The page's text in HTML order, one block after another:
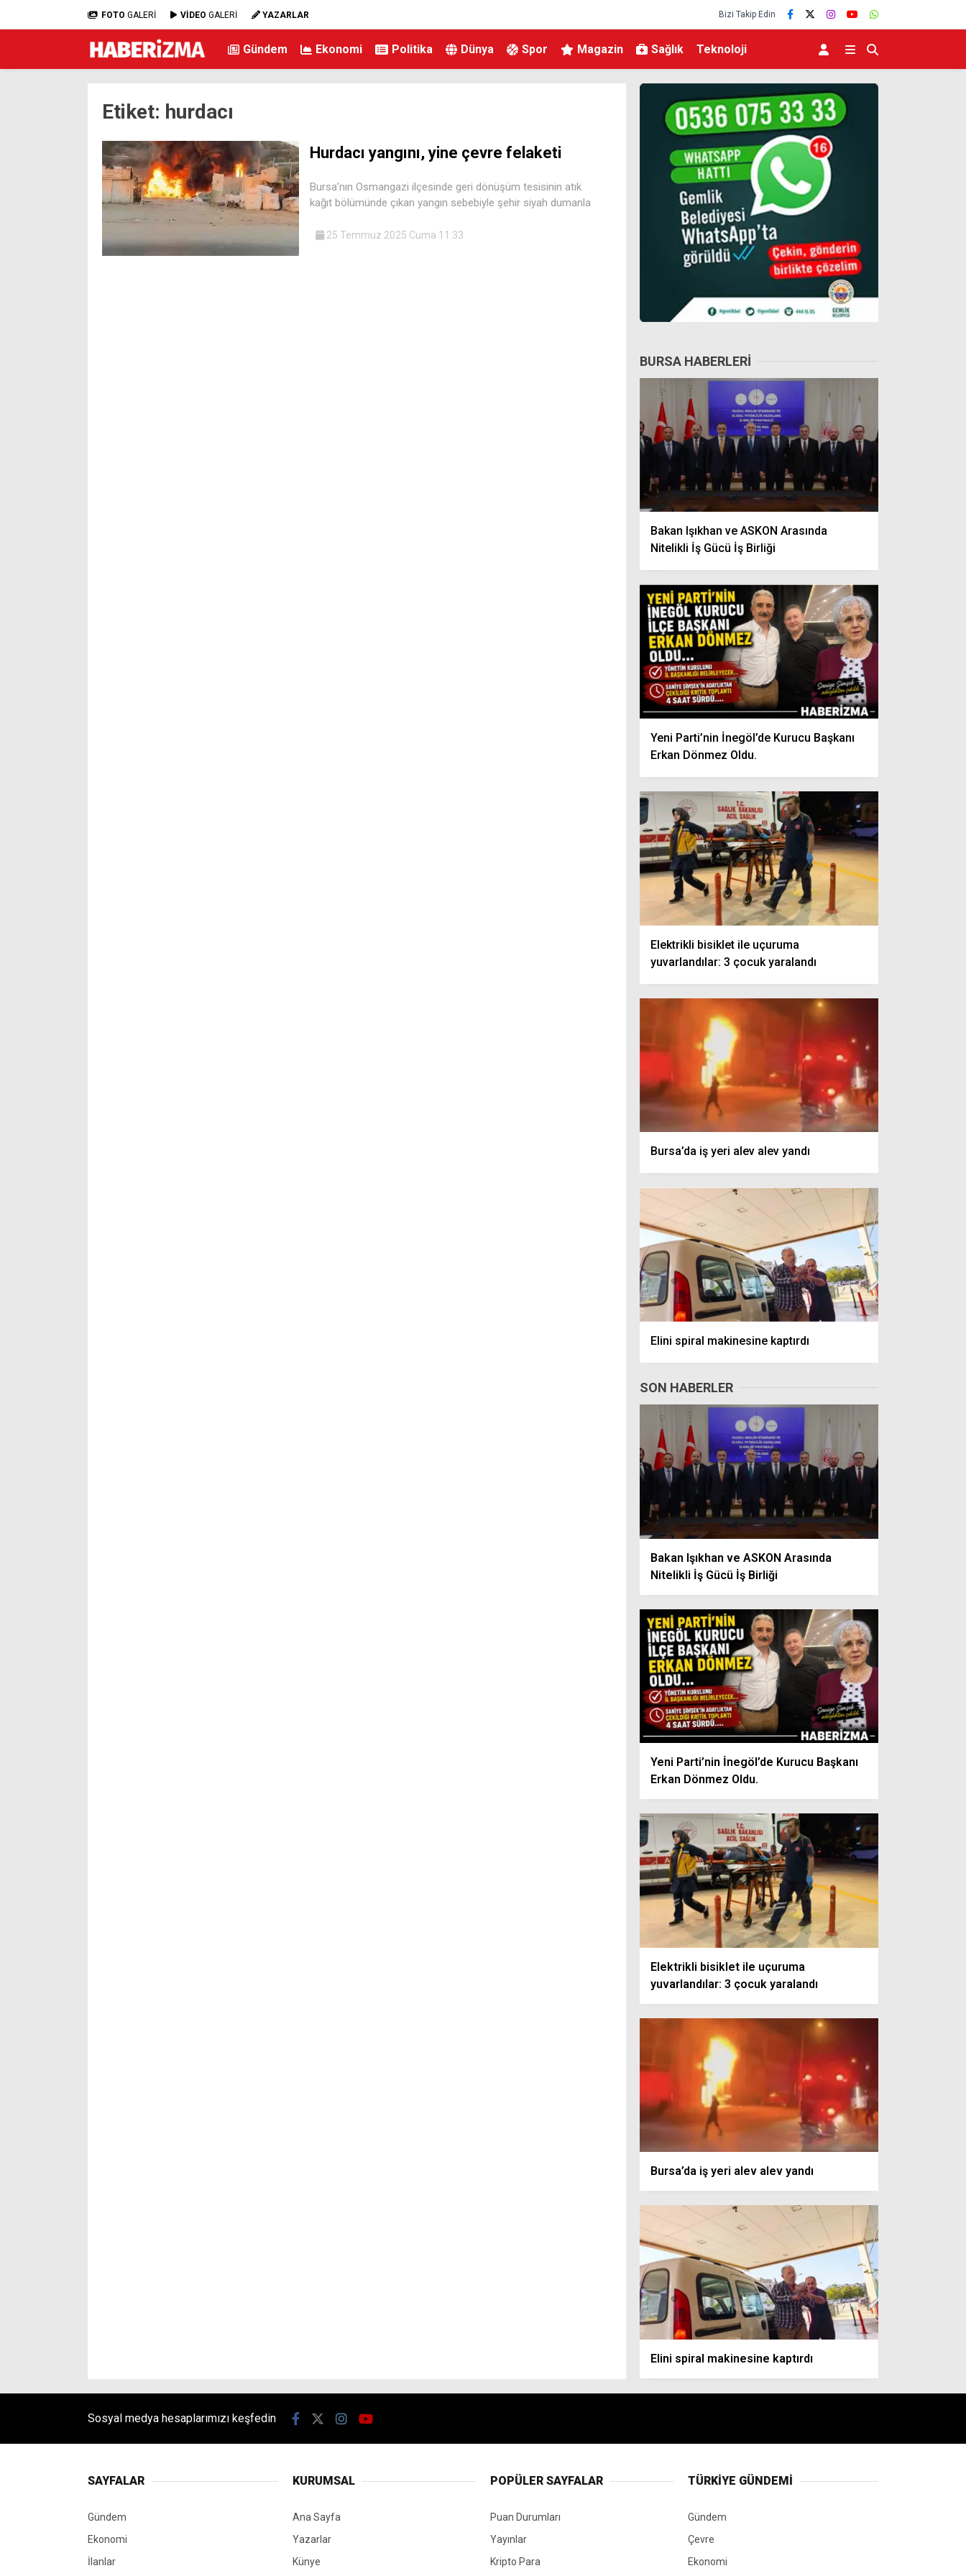
FOTO GALERİ VİDEO GALERİ YAZARLAR Bizi Takip Edin
Gündem Ekonomi Politika Dünya Spor Magazin Sağlık Teknoloji
Etiket: hurdacı
Hurdacı yangını, yine çevre felaketi
Bursa’nın Osmangazi ilçesinde geri dönüşüm tesisinin atık
kağıt bölümünde çıkan yangın sebebiyle şehir siyah dumanla
25 Temmuz 2025 Cuma 11:33
BURSA HABERLERI
Bakan Işıkhan ve ASKON Arasında
Nitelikli İş Gücü İş Birliği
Yeni Parti’nin İnegöl’de Kurucu Başkanı
Erkan Dönmez Oldu.
Elektrikli bisiklet ile uçuruma
yuvarlandılar: 3 çocuk yaralandı
Bursa’da iş yeri alev alev yandı
Elini spiral makinesine kaptırdı
SON HABERLER
Bakan Işıkhan ve ASKON Arasında
Nitelikli İş Gücü İş Birliği
Yeni Parti’nin İnegöl’de Kurucu Başkanı
Erkan Dönmez Oldu.
Elektrikli bisiklet ile uçuruma
yuvarlandılar: 3 çocuk yaralandı
Bursa’da iş yeri alev alev yandı
Elini spiral makinesine kaptırdı
Sosyal medya hesaplarımızı keşfedin
SAYFALAR
Gündem
Ekonomi
İlanlar
KURUMSAL
Ana Sayfa
Yazarlar
Künye
POPÜLER SAYFALAR
Puan Durumları
Yayınlar
Kripto Para
TÜRKIYE GÜNDEMI
Gündem
Çevre
Ekonomi